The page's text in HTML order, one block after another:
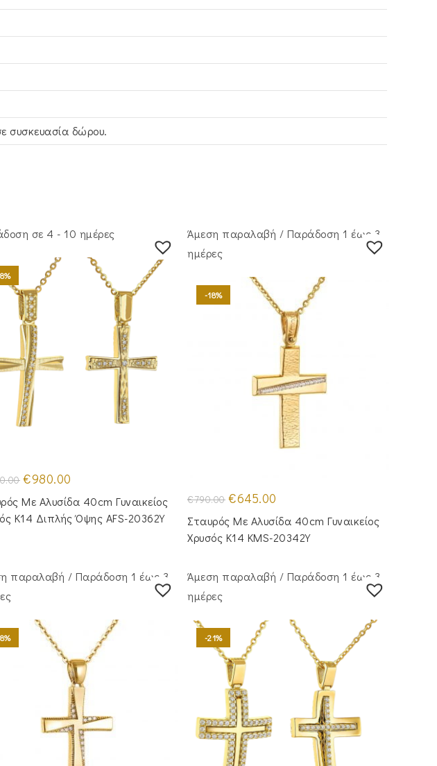
συσκευασία δώρου.
σε 4 - 10 ημέρες
Original
price
was:
€1,200.00.
€980.00
τιμή
είναι:
€980.00.
Mε Aλυσίδα 40cm Γυναικείος
Κ14 Διπλής Όψης AFS-20362Y
Άμεση παραλαβή / Παράδoση 1 έως 3
ημέρες
-18%
€790.00 Original
price
was:
€790.00.
€645.00
τιμή
είναι:
€645.00.
Σταυρός Με Αλυσίδα 40cm Γυναικείος
Χρυσός Κ14 KMS-20342Y
παραλαβή / Παράδoση 1 έως 3
Άμεση παραλαβή / Παράδoση 1 έως 3
ημέρες
-21%